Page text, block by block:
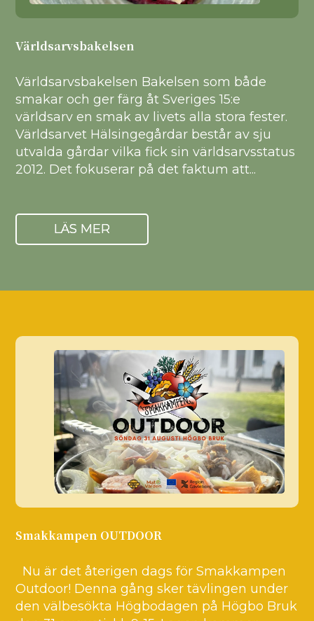
Världsarvsbakelsen
Världsarvsbakelsen Bakelsen som både
smakar och ger färg åt Sveriges 15:e
världsarv en smak av livets alla stora fester.
Världsarvet Hälsingegårdar består av sju
utvalda gårdar vilka fick sin världsarvsstatus
2012. Det fokuserar på det faktum att...
LÄS MER
Smakkampen OUTDOOR
Nu är det återigen dags för Smakkampen
Outdoor! Denna gång sker tävlingen under
den välbesökta Högbodagen på Högbo Bruk